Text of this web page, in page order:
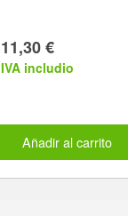
11,30 €
IVA includio
Añadir al carrito